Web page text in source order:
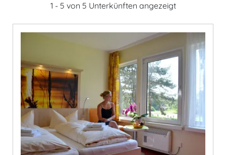
1 - 5 von 5 Unterkünften angezeigt